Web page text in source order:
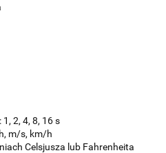
2, 4, 8, 16 s
m/s, km/h
Celsjusza lub Fahrenheita